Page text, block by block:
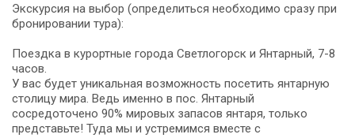
Экскурсия на выбор (определиться необходимо сразу при
бронировании тура):
Поездка в курортные города Светлогорск и Янтарный, 7-8
часов.
У вас будет уникальная возможность посетить янтарную
столицу мира. Ведь именно в пос. Янтарный
сосредоточено 90% мировых запасов янтаря, только
представьте! Туда мы и устремимся вместе с